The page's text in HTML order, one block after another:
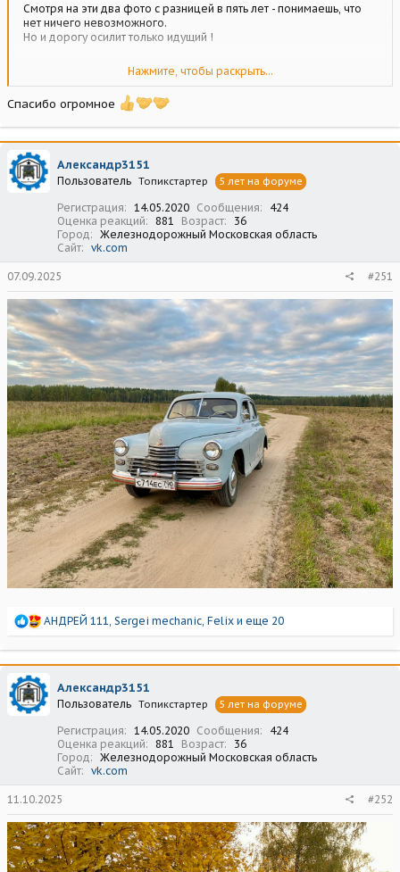
Смотря на эти два фото с разницей в пять лет - понимаешь, что
нет ничего невозможного.
Но и дорогу осилит только идущий !
БРАВО АЛЕКСАНДР !!!
Результат - выше всяких похвал !
Нажмите, чтобы раскрыть...
Спасибо огромное
Александр3151
Пользователь Топикстартер 5 лет на форуме
Регистрация 14.05.2020 Сообщения
424
Оценка реакций
881 Возраст
36
Город
Железнодорожный Московская область
Сайт
vk.com
07.09.2025 #251
Р
а
к
и
и
АНДРЕЙ 111, Sergei mechanic, Felix и еще 20
Александр3151
Пользователь Топикстартер 5 лет на форуме
Регистрация 14.05.2020 Сообщения
424
Оценка реакций
881 Возраст
36
Город
Железнодорожный Московская область
Сайт
vk.com
11.10.2025 #252